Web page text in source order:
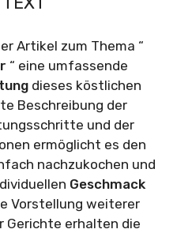
Artikel zum Thema “
“ eine umfassende
dieses köstlichen
Beschreibung der
und der
ermöglicht es den
nachzukochen und
Geschmack
Vorstellung weiterer
Gerichte erhalten die